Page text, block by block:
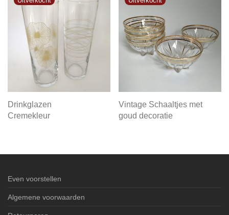
Drinkglazen
Cremekleur
Vintage Schaaltjes met
goud decoratie
Even voorstellen
Algemene voorwaarden